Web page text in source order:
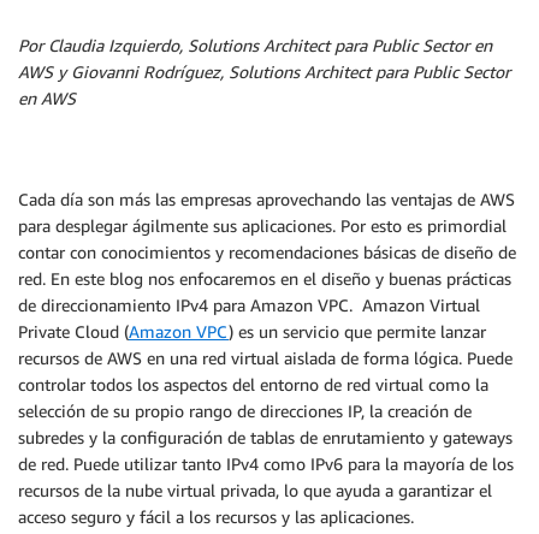
Por Claudia Izquierdo, Solutions Architect para Public Sector en
AWS y Giovanni Rodríguez, Solutions Architect para Public Sector
en AWS
Cada día son más las empresas aprovechando las ventajas de AWS
para desplegar ágilmente sus aplicaciones. Por esto es primordial
contar con conocimientos y recomendaciones básicas de diseño de
red. En este blog nos enfocaremos en el diseño y buenas prácticas
de direccionamiento IPv4 para Amazon VPC. Amazon Virtual
Private Cloud (Amazon VPC) es un servicio que permite lanzar
recursos de AWS en una red virtual aislada de forma lógica. Puede
controlar todos los aspectos del entorno de red virtual como la
selección de su propio rango de direcciones IP, la creación de
subredes y la configuración de tablas de enrutamiento y gateways
de red. Puede utilizar tanto IPv4 como IPv6 para la mayoría de los
recursos de la nube virtual privada, lo que ayuda a garantizar el
acceso seguro y fácil a los recursos y las aplicaciones.